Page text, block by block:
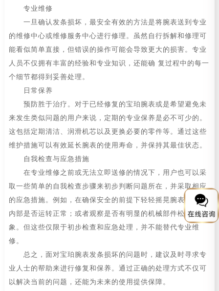
专业维修
一旦确认发条损坏，最安全有效的方法是将腕表送到专业
的维修中心或维修服务中心进行修理。虽然自行拆解和修理可
能看似简单直接，但错误的操作可能会导致更大的损害。专业
人员不仅拥有丰富的经验和专业知识，还能确 复过程中的每一
个细节都得到妥善处理。
日常保养
预防胜于治疗。对于已经修复的宝珀腕表或是希望避免未
来发生类似问题的用户来说，定期的专业保养是必不可少的。
这包括定期清洁、润滑机芯以及更换必要的零件等。通过这些
维护措施可以有效延长腕表的使用寿命，并保持其最佳状态。
自我检查与应急措施
在专业维修之前或无法立即送修的情况下，用户也可以采
取一些简单的自我检查步骤来初步判断问题所在，并采取相应
的应急措施。例如，在确保安全的前提下轻轻摇晃腕表感受其
内部是否运转正常；或者观察是否有明显的机械部件松动等现
象。但这些仅限于初步检查和应急处理，并不能替代专业维
修。
总之，面对宝珀腕表发条损坏的问题时，建议及时寻求专
业人士的帮助来进行修复和保养。通过正确的处理方式不仅可
以解决当前的问题，还能为未来的使用提供保障。